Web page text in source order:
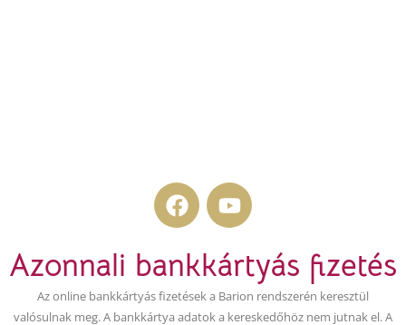
F
a
e
b
o
Y
o
t
u
b
Azonnali bankkártyás fizetés
Az online bankkártyás fizetések a Barion rendszerén keresztül
valósulnak meg. A bankkártya adatok a kereskedőhöz nem jutnak el. A